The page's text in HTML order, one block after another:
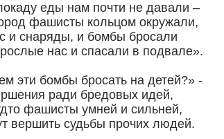
еды нам почти не давали –
фашисты кольцом окружали,
и снаряды, и бомбы бросали
нас и спасали в подвале».
эти бомбы бросать на детей?» -
ради бредовых идей,
фашисты умней и сильней,
вершить судьбы прочих людей.